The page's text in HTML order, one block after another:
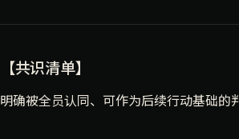
【共识清单】
明确被全员认同、可作为后续行动基础的